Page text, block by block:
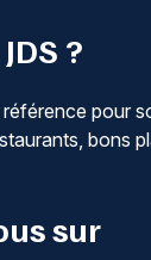
?
pour
bons
sur